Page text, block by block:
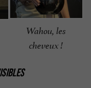
Wahou, les
cheveux !